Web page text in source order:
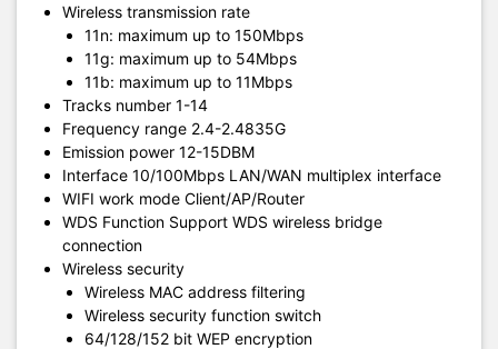
Wireless transmission rate
11n: maximum up to 150Mbps
11g: maximum up to 54Mbps
11b: maximum up to 11Mbps
Tracks number 1-14
Frequency range 2.4-2.4835G
Emission power 12-15DBM
Interface 10/100Mbps LAN/WAN multiplex interface
WIFI work mode Client/AP/Router
WDS Function Support WDS wireless bridge
connection
Wireless security
Wireless MAC address filtering
Wireless security function switch
64/128/152 bit WEP encryption